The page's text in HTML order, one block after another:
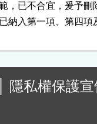
，已不合宜，爰予
納入第一項、第四
隱私權保護